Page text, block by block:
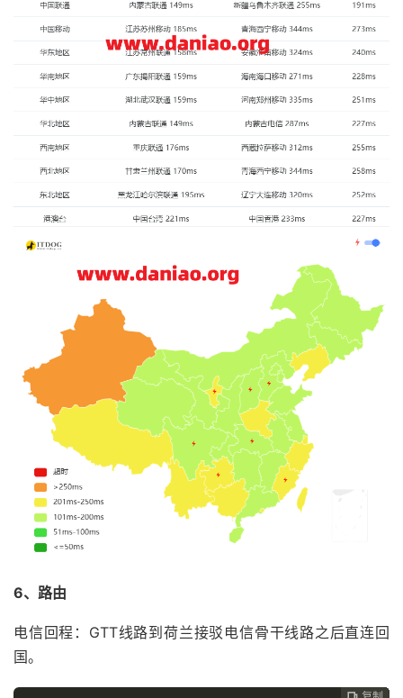
6、路由
电信回程：GTT线路到荷兰接驳电信骨干线路之后直连回
国。